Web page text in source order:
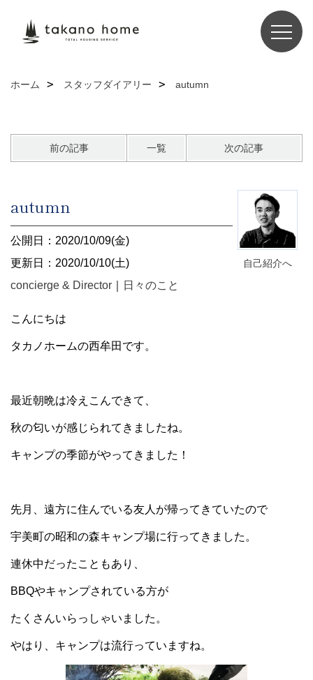
ホーム スタッフダイアリー autumn
前の記事 一覧 次の記事
自己紹介へ
autumn
公開日：2020/10/09(金)
更新日：2020/10/10(土)
concierge & Director
日々のこと
こんにちは
タカノホームの西牟田です。
最近朝晩は冷えこんできて、
秋の匂いが感じられてきましたね。
キャンプの季節がやってきました！
先月、遠方に住んでいる友人が帰ってきていたので
宇美町の昭和の森キャンプ場に行ってきました。
連休中だったこともあり、
BBQやキャンプされている方が
たくさんいらっしゃいました。
やはり、キャンプは流行っていますね。